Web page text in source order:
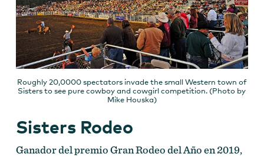
Roughly 20,0000 spectators invade the small Western town of
Sisters to see pure cowboy and cowgirl competition. (Photo by
Mike Houska)
Sisters Rodeo
Ganador del premio Gran Rodeo del Año en 2019,